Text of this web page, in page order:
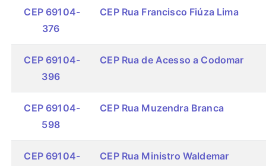
CEP 69104-
376
CEP Rua Francisco Fiúza Lima
CEP 69104-
396
CEP Rua de Acesso a Codomar
CEP 69104-
598
CEP Rua Muzendra Branca
CEP 69104-
CEP Rua Ministro Waldemar